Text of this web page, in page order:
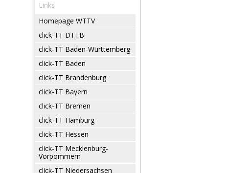
Links
Homepage WTTV
click-TT DTTB
click-TT Baden-Württemberg
click-TT Baden
click-TT Brandenburg
click-TT Bayern
click-TT Bremen
click-TT Hamburg
click-TT Hessen
click-TT Mecklenburg-
Vorpommern
click-TT Niedersachsen